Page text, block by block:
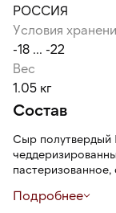
РОССИЯ
Условия
-18 ... -22
Вес
1.05 кг
Состав
Сыр полутвердый
Подробнее